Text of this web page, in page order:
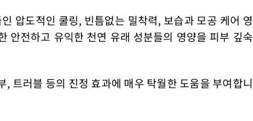
압도적인 쿨링, 빈틈없는 밀착력, 보습과 모공 케어 영
안전하고 유익한 천연 유래 성분들의 영양을 피부 깊숙
트러블 등의 진정 효과에 매우 탁월한 도움을 부여합니